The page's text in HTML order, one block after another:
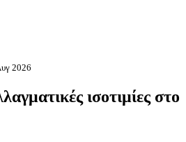
2026
ισοτιμίες στο